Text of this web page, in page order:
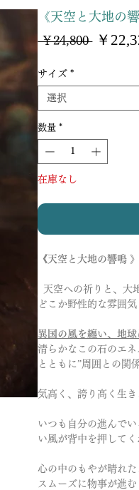
《天空と大地の
￥24,800 通
格
￥
サイズ *
選択
数量 *
在庫なし
《天空と大地の響鳴
天空への祈りと、大
どこか野性的な雰囲
異国の風を纏い、地
清らかなこの石のエ
とともに”周囲との関
気高く、誇り高く生
いつも自分の進んで
い風が背中を押して
心の中のもやが晴れ
スムーズに物事が進